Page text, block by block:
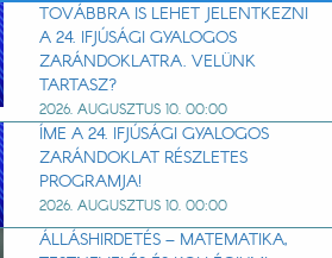
TOVÁBBRA IS LEHET JELENTKEZNI
A 24. IFJÚSÁGI GYALOGOS
ZARÁNDOKLATRA. VELÜNK
TARTASZ?
2026. AUGUSZTUS 10. 00:00
ÍME A 24. IFJÚSÁGI GYALOGOS
ZARÁNDOKLAT RÉSZLETES
PROGRAMJA!
2026. AUGUSZTUS 10. 00:00
ÁLLÁSHIRDETÉS – MATEMATIKA,